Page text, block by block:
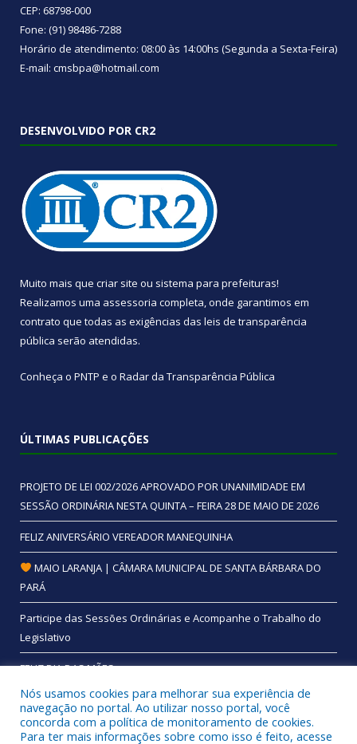
CEP: 68798-000
Fone: (91) 98486-7288
Horário de atendimento: 08:00 às 14:00hs (Segunda a Sexta-Feira)
E-mail: cmsbpa@hotmail.com
DESENVOLVIDO POR CR2
Muito mais que criar site ou sistema para prefeituras!
Realizamos uma assessoria completa, onde garantimos em
contrato que todas as exigências das leis de transparência
pública serão atendidas.
Conheça o PNTP e o Radar da Transparência Pública
ÚLTIMAS PUBLICAÇÕES
PROJETO DE LEI 002/2026 APROVADO POR UNANIMIDADE EM
SESSÃO ORDINÁRIA NESTA QUINTA – FEIRA 28 DE MAIO DE 2026
FELIZ ANIVERSÁRIO VEREADOR MANEQUINHA
MAIO LARANJA | CÂMARA MUNICIPAL DE SANTA BÁRBARA DO
PARÁ
Participe das Sessões Ordinárias e Acompanhe o Trabalho do
Legislativo
FELIZ DIA DAS MÃES
Nós usamos cookies para melhorar sua experiência de
navegação no portal. Ao utilizar nosso portal, você
concorda com a política de monitoramento de cookies.
Para ter mais informações sobre como isso é feito, acesse